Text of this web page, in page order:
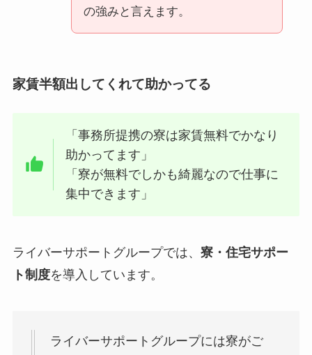
の強みと言えます。
家賃半額出してくれて助かってる
「事務所提携の寮は家賃無料でかなり
助かってます」
「寮が無料でしかも綺麗なので仕事に
集中できます」
ライバーサポートグループでは、 寮・住宅サポー
ト制度を導入しています。
ライバーサポートグループには寮がご